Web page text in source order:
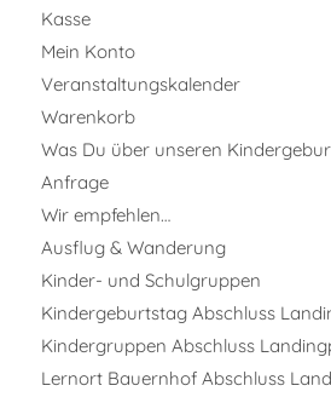
Kasse
Mein Konto
Veranstaltungskalender
Warenkorb
Was Du über unseren
Anfrage
Wir empfehlen…
Ausflug & Wanderung
Kinder- und Schulgruppen
Kindergeburtstag Abschluss
Kindergruppen Abschluss
Lernort Bauernhof Abschluss